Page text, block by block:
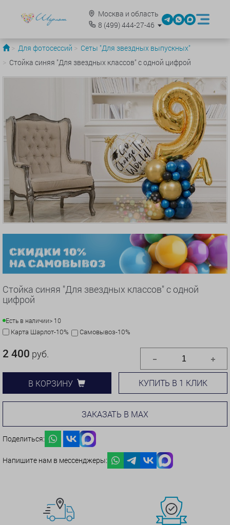
Москва и область
8 (499)444-27-46
Для фотосессий
Сеты "Для звездных выпускных"
Стойка синяя "Для звездных классов" с одной цифрой
Стойка синяя "Для звездных классов" с одной
цифрой
Есть в наличии> 10
Карта Шарлот-10% Самовывоз-10%
2 400 руб.
В КОРЗИНУ КУПИТЬ В 1 КЛИК
ЗАКАЗАТЬ В MAX
Поделиться:
Напишите нам в мессенджеры: